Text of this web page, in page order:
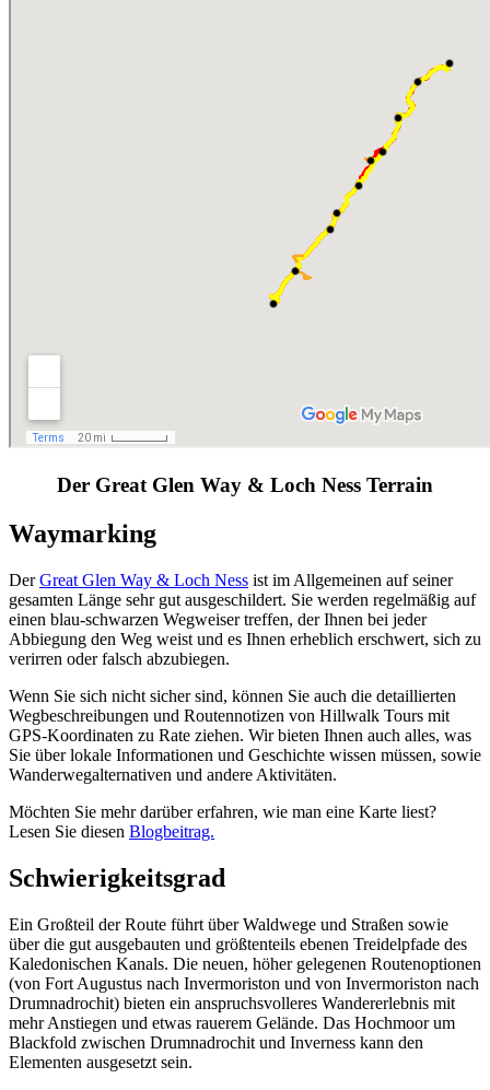
Der Great Glen Way & Loch Ness Terrain
Waymarking
DerGreat Glen Way & Loch Ness ist im Allgemeinen auf seiner
gesamten Länge sehr gut ausgeschildert. Sie werden regelmäßig auf
einen blau-schwarzen Wegweiser treffen, der Ihnen bei jeder
Abbiegung den Weg weist und es Ihnen erheblich erschwert, sich zu
verirren oder falsch abzubiegen.
Wenn Sie sich nicht sicher sind, können Sie auch die detaillierten
Wegbeschreibungen und Routennotizen von Hillwalk Tours mit
GPS-Koordinaten zu Rate ziehen. Wir bieten Ihnen auch alles, was
Sie über lokale Informationen und Geschichte wissen müssen, sowie
Wanderwegalternativen und andere Aktivitäten.
Möchten Sie mehr darüber erfahren, wie man eine Karte liest?
Lesen Sie diesen Blogbeitrag.
Schwierigkeitsgrad
Ein Großteil der Route führt über Waldwege und Straßen sowie
über die gut ausgebauten und größtenteils ebenen Treidelpfade des
Kaledonischen Kanals. Die neuen, höher gelegenen Routenoptionen
(von Fort Augustus nach Invermoriston und von Invermoriston nach
Drumnadrochit) bieten ein anspruchsvolleres Wandererlebnis mit
mehr Anstiegen und etwas rauerem Gelände. Das Hochmoor um
Blackfold zwischen Drumnadrochit und Inverness kann den
Elementen ausgesetzt sein.